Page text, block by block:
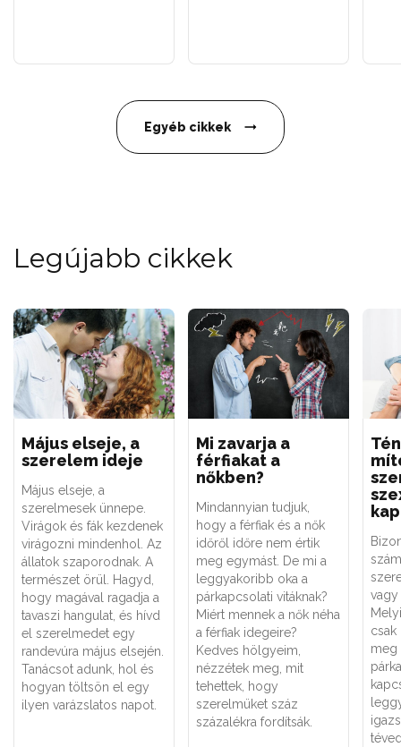
Egyéb cikkek
Legújabb cikkek
Május elseje, a
szerelem ideje
Május elseje, a
szerelmesek ünnepe.
Virágok és fák kezdenek
virágozni mindenhol. Az
állatok szaporodnak. A
természet örül. Hagyd,
hogy magával ragadja a
tavaszi hangulat, és hívd
el szerelmedet egy
randevúra május elsején.
Tanácsot adunk, hol és
hogyan töltsön el egy
ilyen varázslatos napot.
Mi zavarja a
férfiakat a
nőkben?
Mindannyian tudjuk,
hogy a férfiak és a nők
időről időre nem értik
meg egymást. De mi a
leggyakoribb oka a
párkapcsolati vitáknak?
Miért mennek a nők néha
a férfiak idegeire?
Kedves hölgyeim,
nézzétek meg, mit
tehettek, hogy
szerelmüket száz
százalékra fordítsák.
vagy
csak
meg